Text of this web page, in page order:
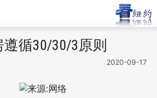
循30/30/3原则
2020-09-17